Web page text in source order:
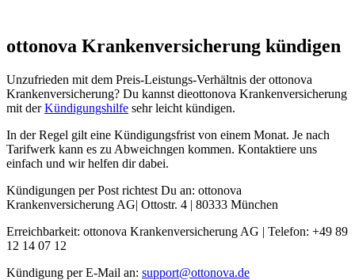
ottonova Krankenversicherung kündigen
Unzufrieden mit dem Preis-Leistungs-Verhältnis der ottonova
Krankenversicherung? Du kannst dieottonova Krankenversicherung
mit derKündigungshilfe sehr leicht kündigen.
In der Regel gilt eine Kündigungsfrist von einem Monat. Je nach
Tarifwerk kann es zu Abweichngen kommen. Kontaktiere uns
einfach und wir helfen dir dabei.
Kündigungen per Post richtest Du an: ottonova
Krankenversicherung AG| Ottostr. 4 | 80333 München
Erreichbarkeit: ottonova Krankenversicherung AG | Telefon: +49 89
12 14 07 12
Kündigung per E-Mail an: support@ottonova.de